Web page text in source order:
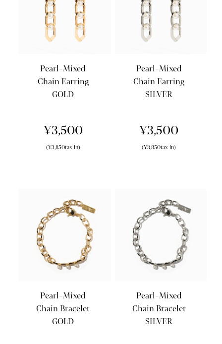
Pearl-Mixed
Chain Earring
GOLD
¥3,500
(¥3,850tax in)
Pearl-Mixed
Chain Earring
SILVER
¥3,500
(¥3,850tax in)
Pearl-Mixed
Chain Bracelet
GOLD
Pearl-Mixed
Chain Bracelet
SILVER